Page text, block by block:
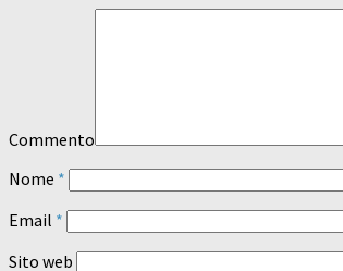
Commento
Nome *
Email *
Sito web